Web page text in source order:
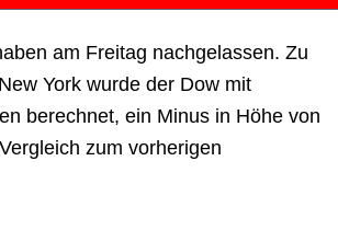
am Freitag nachgelassen. Zu
York wurde der Dow mit
berechnet, ein Minus in Höhe von
zum vorherigen